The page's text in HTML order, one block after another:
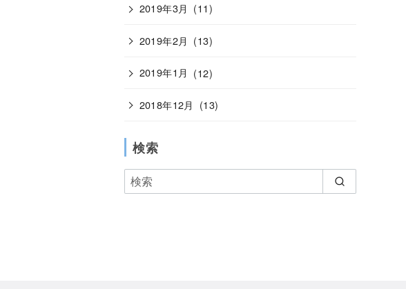
2019年3月 (11)
2019年2月 (13)
2019年1月 (12)
2018年12月 (13)
検索